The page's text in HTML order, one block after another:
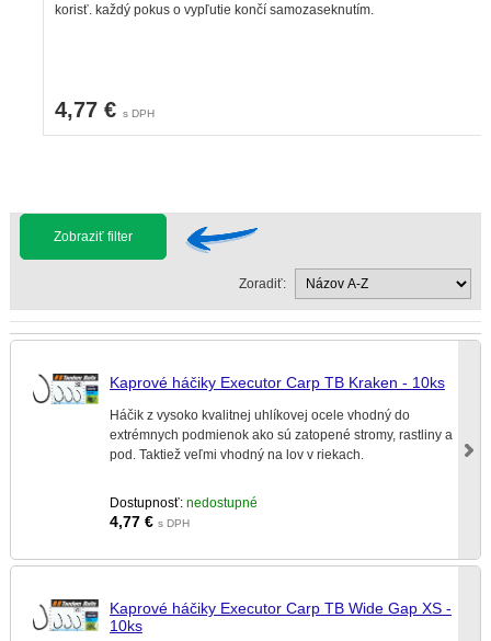
korisť. každý pokus o vypľutie končí samozaseknutím.
4,77 € s DPH
Zobraziť filter
Zoradiť:
Kaprové háčiky Executor Carp TB Kraken - 10ks
Háčik z vysoko kvalitnej uhlíkovej ocele vhodný do
extrémnych podmienok ako sú zatopené stromy, rastliny a
pod. Taktiež veľmi vhodný na lov v riekach.
Dostupnosť: nedostupné
4,77 € s DPH
Kaprové háčiky Executor Carp TB Wide Gap XS -
10ks